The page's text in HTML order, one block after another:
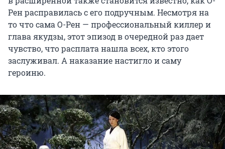
Рен расправилась с его подручным. Несмотря на
то что сама О-Рен — профессиональный киллер и
глава якудзы, этот эпизод в очередной раз дает
чувство, что расплата нашла всех, кто этого
заслуживал. А наказание настигло и саму
героиню.